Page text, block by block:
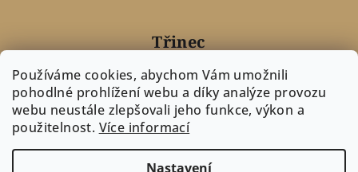
Používáme cookies, abychom Vám umožnili
pohodlné prohlížení webu a díky analýze provozu
webu neustále zlepšovali jeho funkce, výkon a
použitelnost. Více informací
Nastavení
Třinec
Nový Jičín